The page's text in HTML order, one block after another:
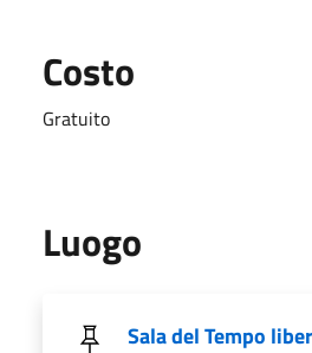
Costo
Gratuito
Luogo
Sala del Tempo